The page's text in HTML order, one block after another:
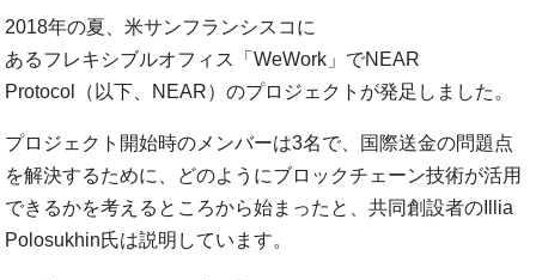
2018年の夏、米サンフランシスコに
あるフレキシブルオフィス「WeWork」でNEAR
Protocol（以下、NEAR）のプロジェクトが発足しました。
プロジェクト開始時のメンバーは3名で、国際送金の問題点
を解決するために、どのようにブロックチェーン技術が活用
できるかを考えるところから始まったと、共同創設者のIllia
Polosukhin氏は説明しています。